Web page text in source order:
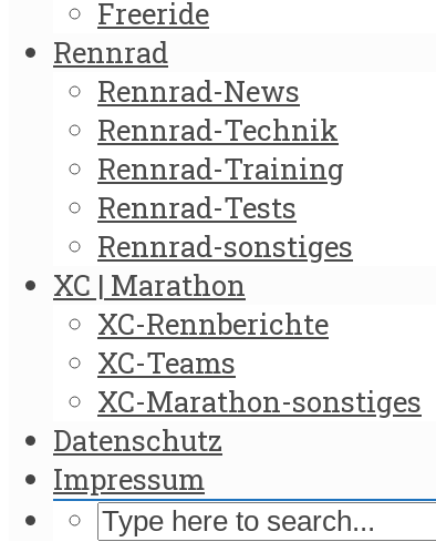
Freeride
Rennrad
Rennrad-News
Rennrad-Technik
Rennrad-Training
Rennrad-Tests
Rennrad-sonstiges
XC | Marathon
XC-Rennberichte
XC-Teams
XC-Marathon-sonstiges
Datenschutz
Impressum